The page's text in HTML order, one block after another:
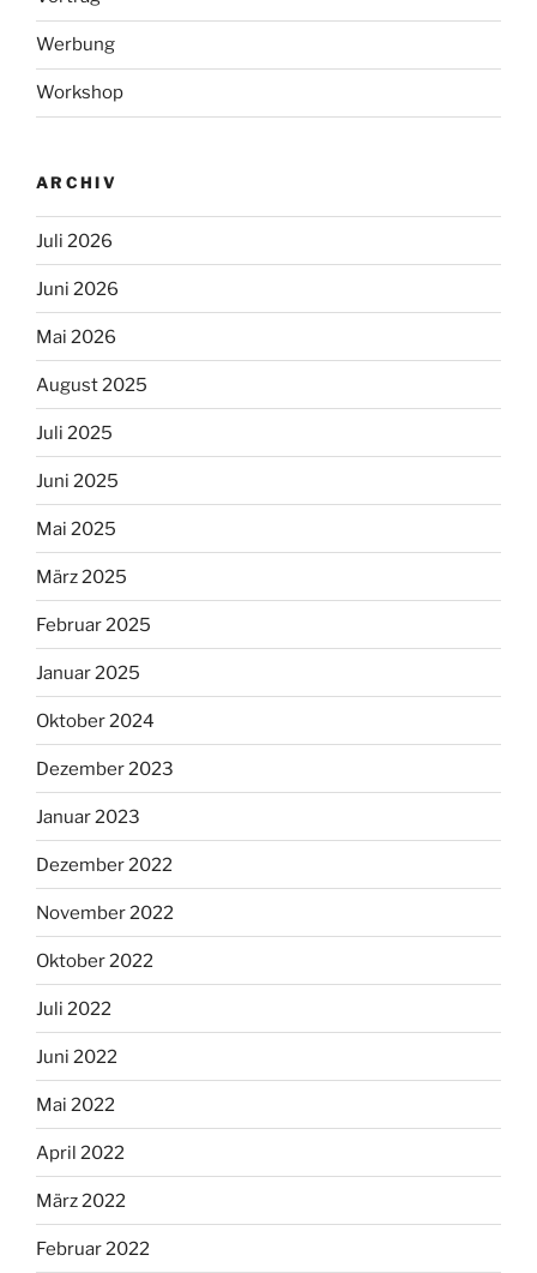
Werbung
Workshop
ARCHIV
Juli 2026
Juni 2026
Mai 2026
August 2025
Juli 2025
Juni 2025
Mai 2025
März 2025
Februar 2025
Januar 2025
Oktober 2024
Dezember 2023
Januar 2023
Dezember 2022
November 2022
Oktober 2022
Juli 2022
Juni 2022
Mai 2022
April 2022
März 2022
Februar 2022